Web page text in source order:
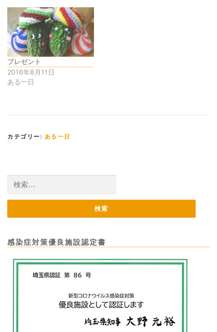
プレゼント
2016年8月11日
ある一日
カテゴリー: ある一日
索:
感染症対策優良施設認定書